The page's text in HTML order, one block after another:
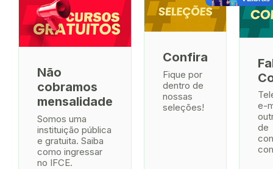
Não
cobramos
mensalidade
Somos uma
instituição pública
e gratuita. Saiba
como ingressar
no IFCE.
Confira
Fique por
dentro de
nossas
seleções!
e-
de